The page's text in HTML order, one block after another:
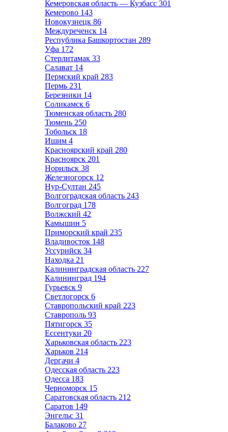
Кемеровская область — Кузбасс 301
Кемерово 143
Новокузнецк 86
Междуреченск 14
Республика Башкортостан 289
Уфа 172
Стерлитамак 33
Салават 14
Пермский край 283
Пермь 231
Березники 14
Соликамск 6
Тюменская область 280
Тюмень 250
Тобольск 18
Ишим 4
Красноярский край 280
Красноярск 201
Норильск 38
Железногорск 12
Нур-Султан 245
Волгоградская область 243
Волгоград 178
Волжский 42
Камышин 5
Приморский край 235
Владивосток 148
Уссурийск 34
Находка 21
Калининградская область 227
Калининград 194
Гурьевск 9
Светлогорск 6
Ставропольский край 223
Ставрополь 93
Пятигорск 35
Ессентуки 20
Харьковская область 223
Харьков 214
Дергачи 4
Одесская область 223
Одесса 183
Черноморск 15
Саратовская область 212
Саратов 149
Энгельс 31
Балаково 27